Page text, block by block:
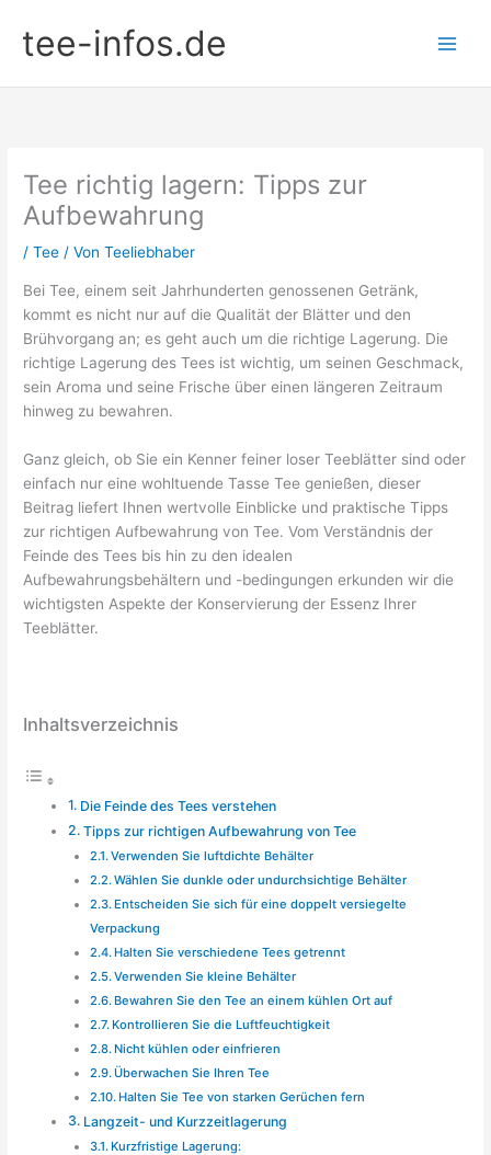
Inhalt
springen
tee-infos.de
Tee richtig lagern: Tipps zur
Aufbewahrung
/Tee / VonTeeliebhaber
Bei Tee, einem seit Jahrhunderten genossenen Getränk,
kommt es nicht nur auf die Qualität der Blätter und den
Brühvorgang an; es geht auch um die richtige Lagerung. Die
richtige Lagerung des Tees ist wichtig, um seinen Geschmack,
sein Aroma und seine Frische über einen längeren Zeitraum
hinweg zu bewahren.
Ganz gleich, ob Sie ein Kenner feiner loser Teeblätter sind oder
einfach nur eine wohltuende Tasse Tee genießen, dieser
Beitrag liefert Ihnen wertvolle Einblicke und praktische Tipps
zur richtigen Aufbewahrung von Tee. Vom Verständnis der
Feinde des Tees bis hin zu den idealen
Aufbewahrungsbehältern und -bedingungen erkunden wir die
wichtigsten Aspekte der Konservierung der Essenz Ihrer
Teeblätter.
Inhaltsverzeichnis
Die Feinde des Tees verstehen
Tipps zur richtigen Aufbewahrung von Tee
Verwenden Sie luftdichte Behälter
Wählen Sie dunkle oder undurchsichtige Behälter
Entscheiden Sie sich für eine doppelt versiegelte
Verpackung
Halten Sie verschiedene Tees getrennt
Verwenden Sie kleine Behälter
Bewahren Sie den Tee an einem kühlen Ort auf
Kontrollieren Sie die Luftfeuchtigkeit
Nicht kühlen oder einfrieren
Überwachen Sie Ihren Tee
Halten Sie Tee von starken Gerüchen fern
Langzeit- und Kurzzeitlagerung
Kurzfristige Lagerung: